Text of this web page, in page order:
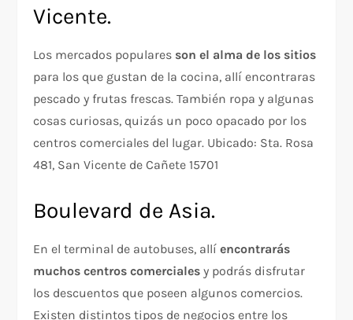
Vicente.
Los mercados populares son el alma de los sitios
para los que gustan de la cocina, allí encontraras
pescado y frutas frescas. También ropa y algunas
cosas curiosas, quizás un poco opacado por los
centros comerciales del lugar. Ubicado: Sta. Rosa
481, San Vicente de Cañete 15701
Boulevard de Asia.
En el terminal de autobuses, allíencontrarás
muchos centros comerciales y podrás disfrutar
los descuentos que poseen algunos comercios.
Existen distintos tipos de negocios entre los